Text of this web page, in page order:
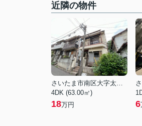
近隣の物件
さいたま市南区大字太田窪
4DK (63.00㎡)
18万円 6